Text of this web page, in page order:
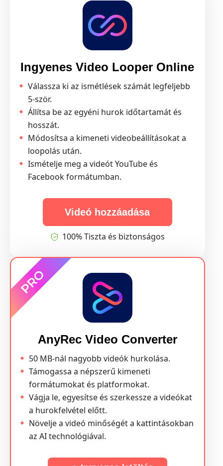
Ingyenes Video Looper Online
Válassza ki az ismétlések számát legfeljebb
5-ször.
Állítsa be az egyéni hurok időtartamát és
hosszát.
Módosítsa a kimeneti videobeállításokat a
loopolás után.
Ismételje meg a videót YouTube és
Facebook formátumban.
Videó hozzáadása
lehetőségre
100% Tiszta és biztonságos
AnyRec Video Converter
50 MB-nál nagyobb videók hurkolása.
Támogassa a népszerű kimeneti
formátumokat és platformokat.
Vágja le, egyesítse és szerkessze a videókat
a hurokfelvétel előtt.
Növelje a videó minőségét a kattintásokban
az AI technológiával.